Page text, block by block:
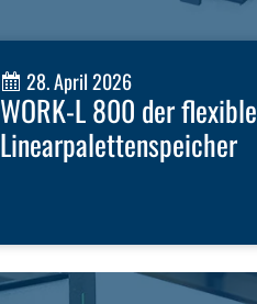
28. April 2026
WORK-L 800 der flexible
Linearpalettenspeicher